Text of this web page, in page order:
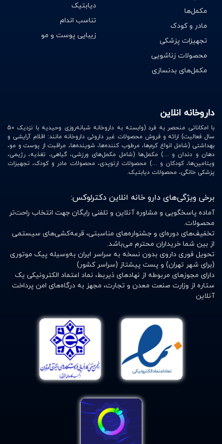
شانه بند ورزشی:
حین تمرینات و مسابقات ورزشی.
راهنمای خرید شانه بند طبی مناسب
انتخاب سایز مناسب:
حساسیت و قابل تنفس ساخته شده‌اند، راحتی بیشتری دارند.
نوع آسیب:
بسته به مشکل خود (کشیدگی، دررفتگی، آرتروز،
استفاده ورزشی) مدل مناسب را انتخاب کنید.
چرا خرید شانه بند طبی از داروخانه آنلاین دکتر
لوکس؟
تنوع گسترده از بهترین برندهای شانه بند طبی
ارسال رایگان در تهران با هر میزان خرید
تحویل سریع و پرداخت امن با مجوزهای معتبر
مشاوره رایگان برای انتخاب بهترین گزینه متناسب با نیاز
شما
همین حالا شانه بند طبی مناسب خود را انتخاب کنید و از
دردها و آسیب‌های شانه‌ای جلوگیری کنید!
مکمل‌ها
مادر و کودک
تجهیزات پزشکی
محصولات زناشویی
مکمل‌های بدنسازی
دیابتیک
تناسب اندام
زیبایی پوست و مو
داروخانه انلاین
با امکاناتی منحصر به فرد (وابسته به داروخانه شبانه‌روزی وحیدیه با نزدیک 50
سال فعالیت) ارائه و فروش محصولات غیر داروئی داروخانه مانند: اقلام آرایشی و
بهداشتی (شامل انواع کرم‌ها، مرطوب کننده‌ها، شوینده‌ها، مراقبت از پوست و مو،
دهان و دندان و …) مکمل‌ها (شامل مکمل‌های ورزشی، گیاهی، تغذیه، رژیمی،
ویتامین‌ها، کودکان و …) محصولات ارتوپدی، محصولات مادر و کودک، تجهیزات
پزشکی خانگی، محصولات دیابتیک.
برخی ویژگی‌های دارو خانه انلاین دکترلوکس:
آماده پاسخگویی و مشاوره آنلاین و تلفنی رایگان جهت انتخاب راحت‌تر
محصولات.
تخفیف‌های دوره‌ای و جشنواره‌های مناسبتی، قرعه‌کشی‌های سیستمی
از بین شما خریداران محترم می‌باشد.
تحویل فوری داروی بدون نسخه به سراسر ایران به‌وسیله پیک موتوری
(برای شهر تهران) و پست پیشتاز (سراسر کشور)
دارای مجوزهای مربوطه از نهادهای ذیربط، نماد اعتماد الکترونیکی یک
ستاره از وزارت صنعت معدن و تجارت، مجهز به درگاه‌های امن پرداخت
آنلاین